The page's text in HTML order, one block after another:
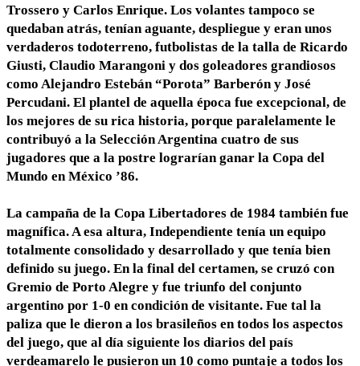
Trossero y Carlos Enrique. Los volantes tampoco se
quedaban atrás, tenían aguante, despliegue y eran unos
verdaderos todoterreno, futbolistas de la talla de Ricardo
Giusti, Claudio Marangoni y dos goleadores grandiosos
como Alejandro Estebán “Porota” Barberón y José
Percudani. El plantel de aquella época fue excepcional, de
los mejores de su rica historia, porque paralelamente le
contribuyó a la Selección Argentina cuatro de sus
jugadores que a la postre lograrían ganar la Copa del
Mundo en México ’86.
La campaña de la Copa Libertadores de 1984 también fue
magnífica. A esa altura, Independiente tenía un equipo
totalmente consolidado y desarrollado y que tenía bien
definido su juego. En la final del certamen, se cruzó con
Gremio de Porto Alegre y fue triunfo del conjunto
argentino por 1-0 en condición de visitante. Fue tal la
paliza que le dieron a los brasileños en todos los aspectos
del juego, que al día siguiente los diarios del país
verdeamarelo le pusieron un 10 como puntaje a todos los